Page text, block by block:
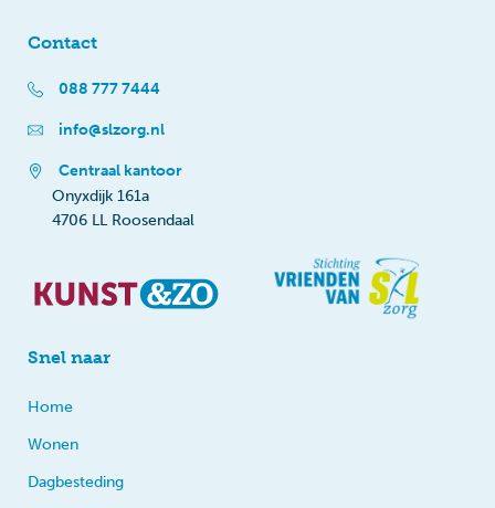
Contact
088 777 7444
info@slzorg.nl
Centraal kantoor
Onyxdijk 161a
4706 LL Roosendaal
Snel naar
Home
Wonen
Dagbesteding